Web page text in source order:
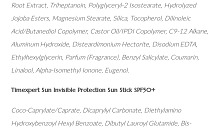
Root Extract, Triheptanoin, Polyglyceryl-2 Isostearate, Hydrolyzed
Jojoba Esters, Magnesium Stearate, Silica, Tocopherol, Dilinoleic
Acid/Butanediol Copolymer, Castor Oil/IPDI Copolymer, C9-12 Alkane,
Aluminum Hydroxide, Disteardimonium Hectorite, Disodium EDTA,
Ethylhexylglycerin, Parfum (Fragrance), Benzyl Salicylate, Coumarin,
Linalool, Alpha-Isomethyl Ionone, Eugenol.
Timexpert Sun Invisible Protection Sun Stick SPF50+
Coco-Caprylate/Caprate, Dicaprylyl Carbonate, Diethylamino
Hydroxybenzoyl Hexyl Benzoate, Dibutyl Lauroyl Glutamide, Bis-